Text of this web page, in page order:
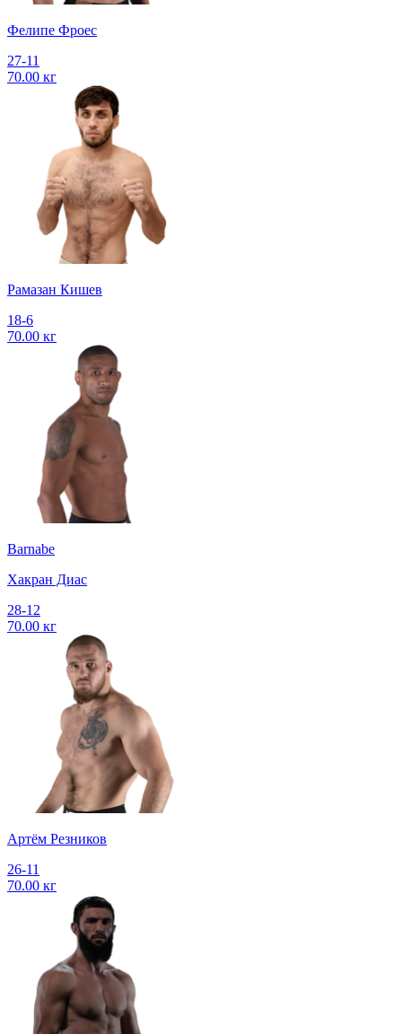
Фелипе Фроес
27-11
70.00 кг
Рамазан Кишев
18-6
70.00 кг
Barnabe
Хакран Диас
28-12
70.00 кг
Артём Резников
26-11
70.00 кг